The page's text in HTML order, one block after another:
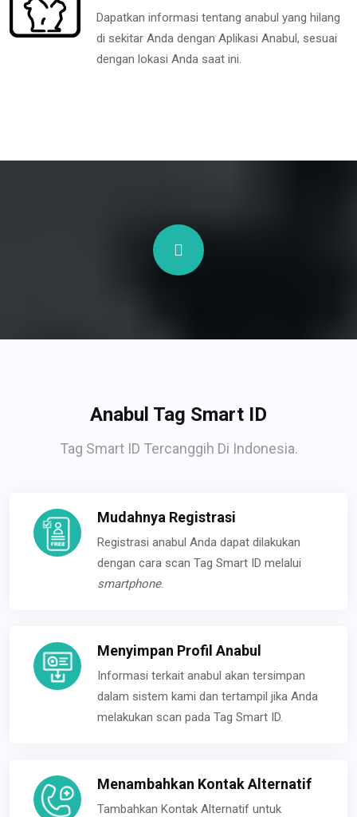
Dapatkan informasi tentang anabul yang hilang
di sekitar Anda dengan Aplikasi Anabul, sesuai
dengan lokasi Anda saat ini.
Anabul Tag Smart ID
Tag Smart ID Tercanggih Di Indonesia.
Mudahnya Registrasi
Registrasi anabul Anda dapat dilakukan
dengan cara scan Tag Smart ID melalui
smartphone.
Menyimpan Profil Anabul
Informasi terkait anabul akan tersimpan
dalam sistem kami dan tertampil jika Anda
melakukan scan pada Tag Smart ID.
Menambahkan Kontak Alternatif
Tambahkan Kontak Alternatif untuk